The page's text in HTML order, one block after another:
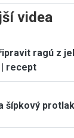
videa
ragú z
| recept
šípkový